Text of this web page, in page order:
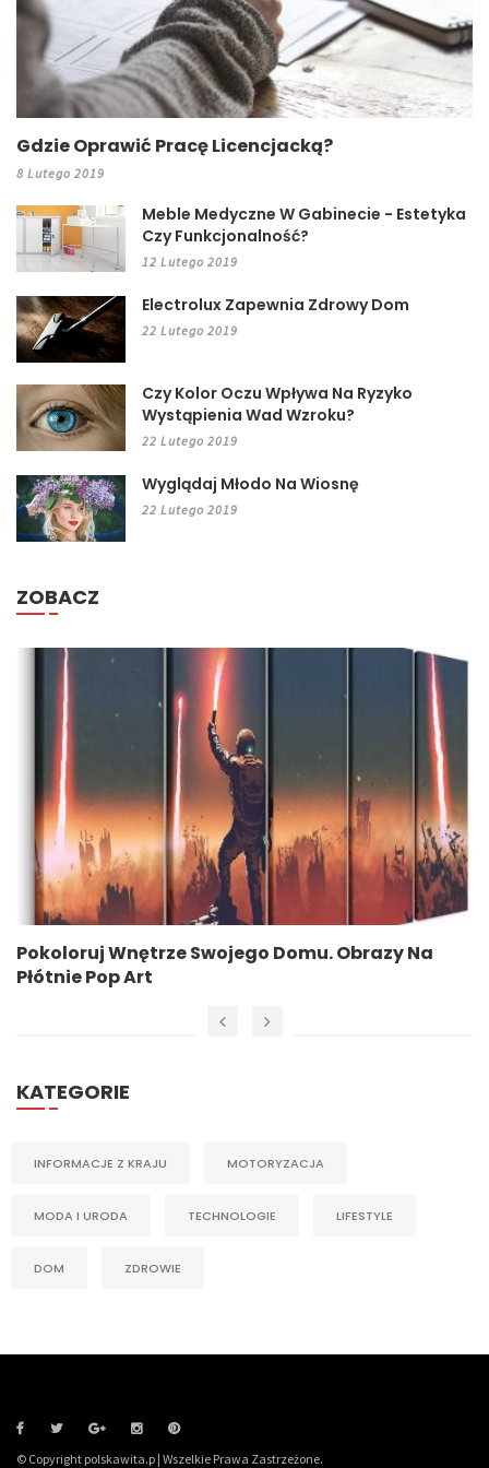
Gdzie Oprawić Pracę Licencjacką?
8 Lutego 2019
Meble Medyczne W Gabinecie - Estetyka
Czy Funkcjonalność?
12 Lutego 2019
Electrolux Zapewnia Zdrowy Dom
22 Lutego 2019
Czy Kolor Oczu Wpływa Na Ryzyko
Wystąpienia Wad Wzroku?
22 Lutego 2019
Wyglądaj Młodo Na Wiosnę
22 Lutego 2019
ZOBACZ
Sprytne Sposoby Przechowywania W Małych
Mieszkaniach
KATEGORIE
INFORMACJE Z KRAJU MOTORYZACJA
MODA I URODA TECHNOLOGIE LIFESTYLE
DOM ZDROWIE
© Copyright polskawita.p | Wszelkie Prawa Zastrzeżone.